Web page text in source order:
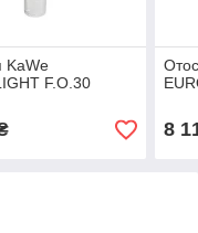
KaWe
F.O.30
8